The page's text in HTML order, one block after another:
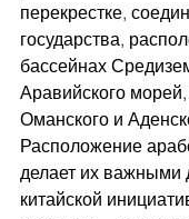
перекрестке,
государства,
бассейнах
Аравийского
Оманского и
Расположение
делает их важными
китайской